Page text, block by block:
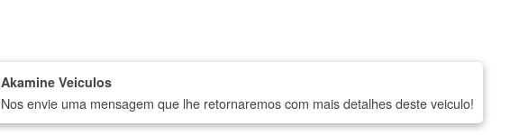
Akamine Veiculos
Nos envie uma mensagem que lhe retornaremos com mais detalhes deste veiculo!